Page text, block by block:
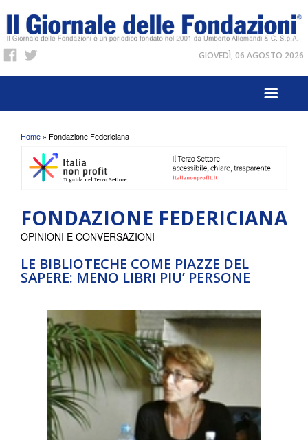
GIOVEDÌ, 06 AGOSTO 2026
Tu sei qui
Home » Fondazione Federiciana
FONDAZIONE FEDERICIANA
LE BIBLIOTECHE COME PIAZZE DEL
SAPERE: MENO LIBRI PIU’ PERSONE
OPINIONI E CONVERSAZIONI